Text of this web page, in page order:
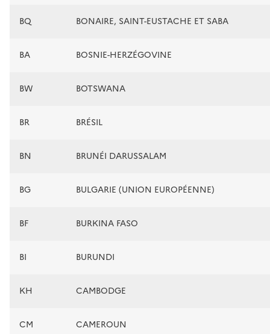
BQ BONAIRE, SAINT-EUSTACHE ET SABA
BA BOSNIE-HERZÉGOVINE
BW BOTSWANA
BR BRÉSIL
BN BRUNÉI DARUSSALAM
BG BULGARIE (UNION EUROPÉENNE)
BF BURKINA FASO
BI BURUNDI
KH CAMBODGE
CM CAMEROUN